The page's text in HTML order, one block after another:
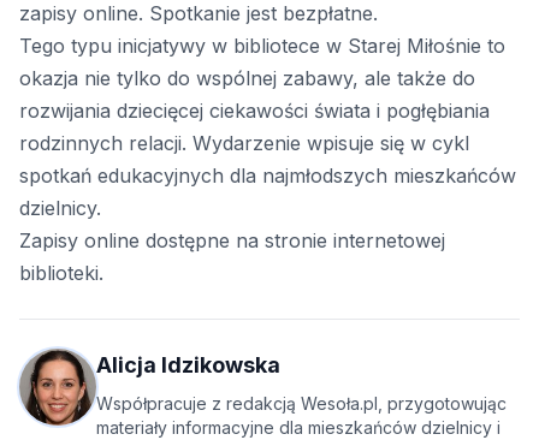
zapisy online. Spotkanie jest bezpłatne.
Tego typu inicjatywy w bibliotece w Starej Miłośnie to
okazja nie tylko do wspólnej zabawy, ale także do
rozwijania dziecięcej ciekawości świata i pogłębiania
rodzinnych relacji. Wydarzenie wpisuje się w cykl
spotkań edukacyjnych dla najmłodszych mieszkańców
dzielnicy.
Zapisy online dostępne na stronie internetowej
biblioteki.
Alicja Idzikowska
Współpracuje z redakcją Wesoła.pl, przygotowując
materiały informacyjne dla mieszkańców dzielnicy i